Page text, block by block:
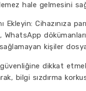
hale gelmesini
Ekleyin: Cihazınıza
WhatsApp
kişiler
dikkat
bilgi sızdırma